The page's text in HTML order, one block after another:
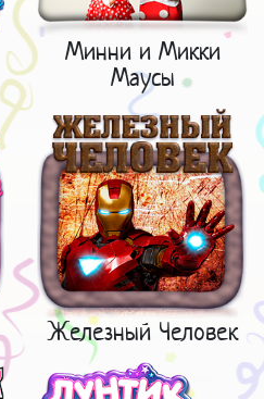
Минни и Микки
Маусы
Железный Человек